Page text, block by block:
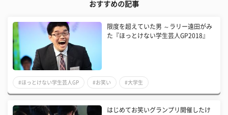
おすすめの記事
限度を超えていた男 ～ラリー遠田がみ
た『ほっとけない学生芸人GP2018』
#ほっとけない学生芸人GP #お笑い #大学生
はじめてお笑いグランプリ開催したけ